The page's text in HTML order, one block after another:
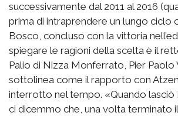
successivamente dal 2011 al 2016
prima di intraprendere un lungo ciclo
Bosco, concluso con la vittoria
spiegare le ragioni della scelta è il
Palio di Nizza Monferrato, Pier Paolo
sottolinea come il rapporto con
interrotto nel tempo. «Quando lasciò
ci dicemmo che, una volta terminato